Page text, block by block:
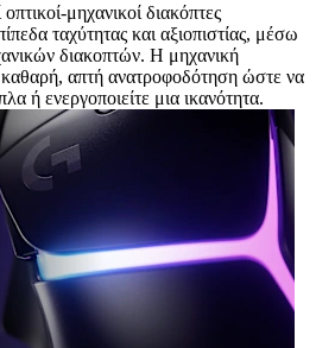
μηχανικοί διακόπτες
ταχύτητας και αξιοπιστίας, μέσω
διακοπτών. Η μηχανική
καθαρή, απτή ανατροφοδότηση ώστε να
ή ενεργοποιείτε μια ικανότητα.